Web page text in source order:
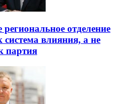
региональное отделение
влияния, а не
партия